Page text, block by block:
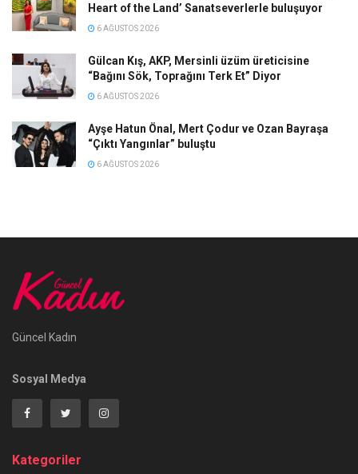
Heart of the Land’ Sanatseverlerle buluşuyor
6 AĞUSTOS 2026
Gülcan Kış, AKP, Mersinli üzüm üreticisine
“Bağını Sök, Toprağını Terk Et” Diyor
6 AĞUSTOS 2026
Ayşe Hatun Önal, Mert Çodur ve Ozan Bayraşa
“Çıktı Yangınlar” buluştu
6 AĞUSTOS 2026
Güncel Kadın
Sosyal Medya
Kategoriler